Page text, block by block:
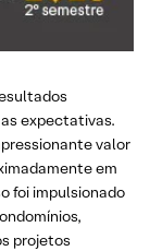
expectativas.
valor
em
foi impulsionado
projetos